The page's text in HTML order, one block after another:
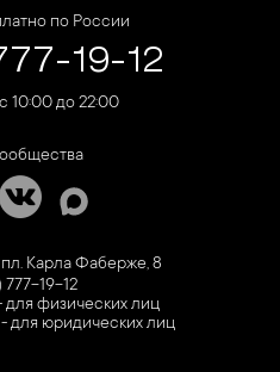
по России
19-12
10:00 до 22:00
Карла Фаберже, 8
777-19-12
для физических лиц
для юридических лиц